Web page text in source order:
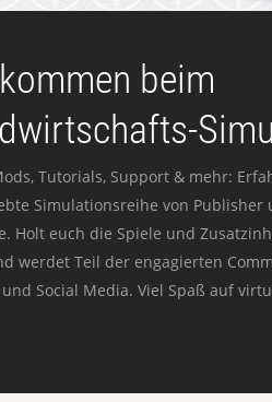
beim
Tutorials, Support & mehr:
Simulationsreihe von Publisher
Holt euch die Spiele und
werdet Teil der engagierten
Social Media. Viel Spaß auf